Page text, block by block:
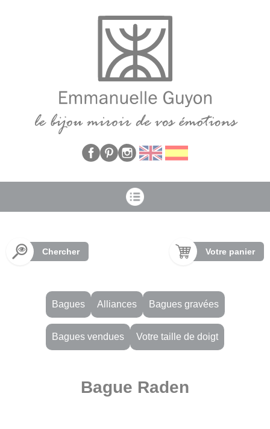
Chercher Votre panier
Bagues Alliances Bagues gravées
Bagues vendues Votre taille de doigt
Bague Raden